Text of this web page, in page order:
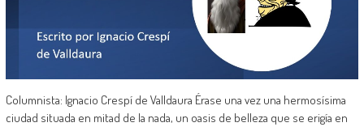
Columnista: Ignacio Crespí de Valldaura Érase una vez una hermosísima
ciudad situada en mitad de la nada, un oasis de belleza que se erigía en